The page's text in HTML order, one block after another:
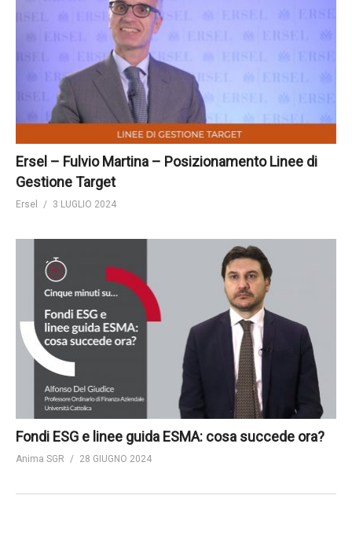
Ersel – Fulvio Martina – Posizionamento Linee di
Gestione Target
Ersel 3 LUGLIO 2024
Fondi ESG e linee guida ESMA: cosa succede ora?
Anima SGR 28 GIUGNO 2024